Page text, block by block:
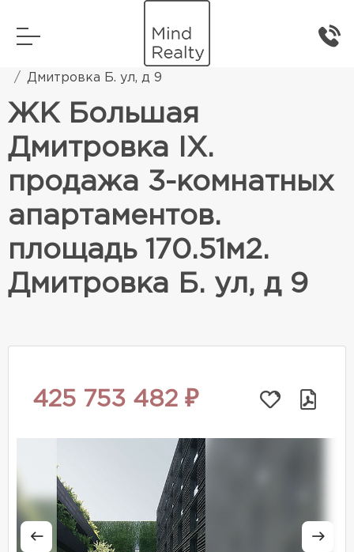
Элитная жилая недвижимость
Дмитровка Б. ул, д 9
ЖК Большая
Дмитровка IX.
продажа 3-комнатных
апартаментов.
площадь 170.51м2.
Дмитровка Б. ул, д 9
425 753 482 ₽